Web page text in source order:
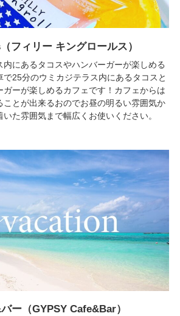
フィリー キングロールス）
にあるタコスやハンバーガーが楽しめる
で25分のウミカジテラス内にあるタコスと
ガーが楽しめるカフェです！カフェからは
ことが出来るおのでお昼の明るい雰囲気か
た雰囲気まで幅広くお使いください。
ー（GYPSY Cafe&Bar）